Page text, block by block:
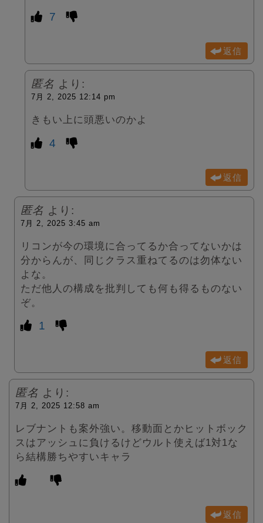
7
返信
匿名 より:
7月 2, 2025 12:14 pm
きもい上に頭悪いのかよ
4
返信
匿名 より:
7月 2, 2025 3:45 am
リコンが今の環境に合ってるか合ってないかは
分からんが、同じクラス重ねてるのは勿体ない
よな。
ただ他人の構成を批判しても何も得るものない
ぞ。
1
返信
匿名 より:
7月 2, 2025 12:58 am
レブナントも案外強い。移動面とかヒットボック
スはアッシュに負けるけどウルト使えば1対1な
ら結構勝ちやすいキャラ
返信